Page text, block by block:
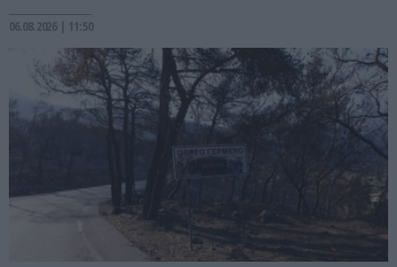
06.08.2026 | 11:50